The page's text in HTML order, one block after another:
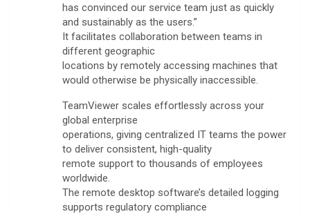
has convinced our service team just as quickly
and sustainably as the users.”
It facilitates collaboration between teams in
different geographic
locations by remotely accessing machines that
would otherwise be physically inaccessible.
TeamViewer scales effortlessly across your
global enterprise
operations, giving centralized IT teams the power
to deliver consistent, high-quality
remote support to thousands of employees
worldwide.
The remote desktop software’s detailed logging
supports regulatory compliance